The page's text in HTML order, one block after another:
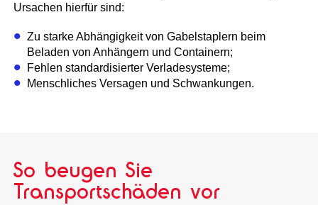
Ursachen hierfür sind:
Zu starke Abhängigkeit von Gabelstaplern beim
Beladen von Anhängern und Containern;
Fehlen standardisierter Verladesysteme;
Menschliches Versagen und Schwankungen.
So beugen Sie
Transportschäden vor